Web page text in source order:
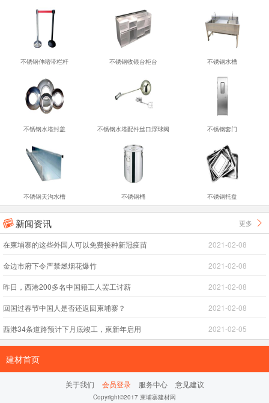
不锈钢伸缩带栏杆 不锈钢收银台柜台 不锈钢水槽
不锈钢水塔封盖 不锈钢水塔配件丝口浮球阀 不锈钢套门
不锈钢天沟水槽 不锈钢桶 不锈钢托盘
 新闻资讯 更多 
在柬埔寨的这些外国人可以免费接种新冠疫苗 2021-02-08
金边市府下令严禁燃烟花爆竹 2021-02-08
昨日，西港200多名中国籍工人罢工讨薪 2021-02-08
回国过春节中国人是否还返回柬埔寨？ 2021-02-08
西港34条道路预计下月底竣工，柬新年启用 2021-02-05
建材首页
关于我们 会员登录 服务中心 意见建议
Copyright©2017 柬埔寨建材网